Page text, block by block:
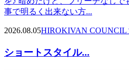
事で明るく出来ない方...
2026.08.05HIROKIVAN COUNCIL
ショートスタイル...